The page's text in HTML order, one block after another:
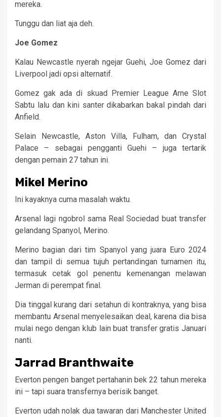
mereka.
Tunggu dan liat aja deh.
Joe Gomez
Kalau Newcastle nyerah ngejar Guehi, Joe Gomez dari
Liverpool jadi opsi alternatif.
Gomez gak ada di skuad Premier League Arne Slot
Sabtu lalu dan kini santer dikabarkan bakal pindah dari
Anfield.
Selain Newcastle, Aston Villa, Fulham, dan Crystal
Palace – sebagai pengganti Guehi – juga tertarik
dengan pemain 27 tahun ini.
Mikel Merino
Ini kayaknya cuma masalah waktu.
Arsenal lagi ngobrol sama Real Sociedad buat transfer
gelandang Spanyol, Merino.
Merino bagian dari tim Spanyol yang juara Euro 2024
dan tampil di semua tujuh pertandingan turnamen itu,
termasuk cetak gol penentu kemenangan melawan
Jerman di perempat final.
Dia tinggal kurang dari setahun di kontraknya, yang bisa
membantu Arsenal menyelesaikan deal, karena dia bisa
mulai nego dengan klub lain buat transfer gratis Januari
nanti.
Jarrad Branthwaite
Everton pengen banget pertahanin bek 22 tahun mereka
ini – tapi suara transfernya berisik banget.
Everton udah nolak dua tawaran dari Manchester United